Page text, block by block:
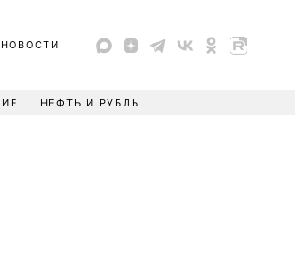
НОВОСТИ
НЕФТЬ И РУБЛЬ